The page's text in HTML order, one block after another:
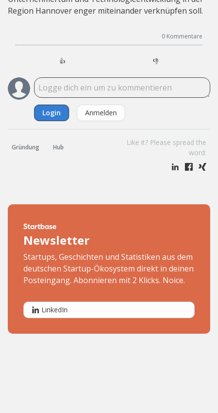
Region Hannover enger miteinander verknüpfen soll.
0 Kommentare
👍 👎
Login Anmelden
Gründung Hub
Like it? Please spread the
word:
Newsletter
Startups, Geschichten und Statistiken aus dem
deutschen Startup-Ökosystem direkt in deinen
Posteingang. Abonnieren mit 2 Klicks. Noice.
LinkedIn